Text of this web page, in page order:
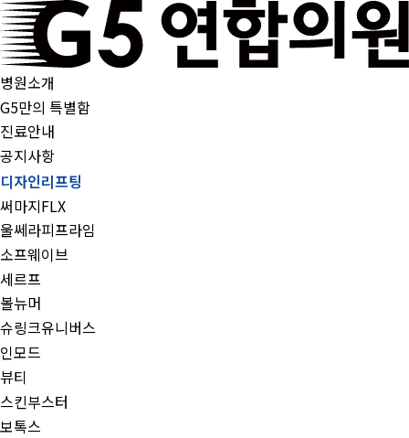
병원소개
G5만의 특별함
진료안내
공지사항
디자인리프팅
써마지FLX
울쎄라피프라임
소프웨이브
세르프
볼뉴머
슈링크유니버스
인모드
뷰티
스킨부스터
보톡스